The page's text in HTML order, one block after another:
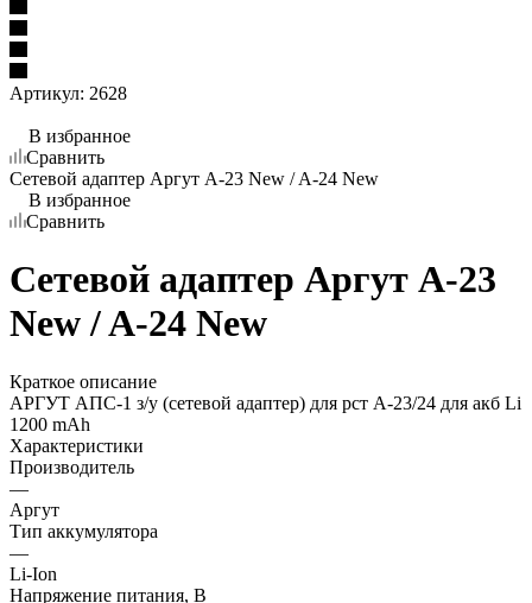
Артикул: 2628
В избранное
Сравнить
Сетевой адаптер Аргут А-23 New / A-24 New
В избранное
Сравнить
Сетевой адаптер Аргут А-23
New / A-24 New
Краткое описание
АРГУТ АПС-1 з/у (сетевой адаптер) для рст А-23/24 для акб Li
1200 mAh
Характеристики
Производитель
—
Аргут
Тип аккумулятора
—
Li-Ion
Напряжение питания, В